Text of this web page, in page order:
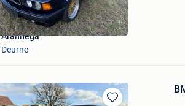
Arannega
Deurne